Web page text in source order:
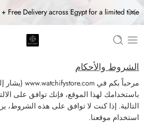
Free Delivery across Egypt for a limited time
الشروط والأحكام
مرحباً بكم في www.watchifystore.com
باستخدامك لهذا الموقع، فإنك توافق على
التالية. إذا كنت لا توافق على هذه الشروط،
استخدام موقعنا.